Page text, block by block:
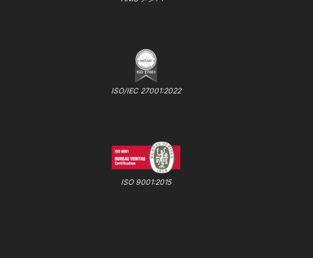
ISO/IEC 27001:2022
ISO 9001:2015